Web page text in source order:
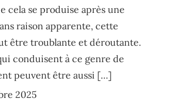
cela se produise après une
raison apparente, cette
être troublante et déroutante.
conduisent à ce genre de
peuvent être aussi […]
2025